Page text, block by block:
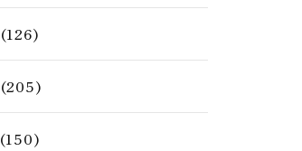
(126)
(205)
(150)